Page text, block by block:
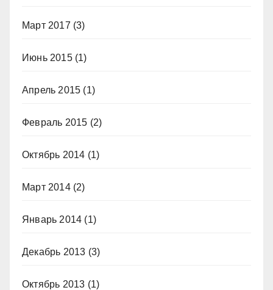
Март 2017 (3)
Июнь 2015(1)
Апрель 2015 (1)
Февраль 2015 (2)
Октябрь 2014 (1)
Март 2014(2)
Январь 2014 (1)
Декабрь 2013 (3)
Октябрь 2013 (1)